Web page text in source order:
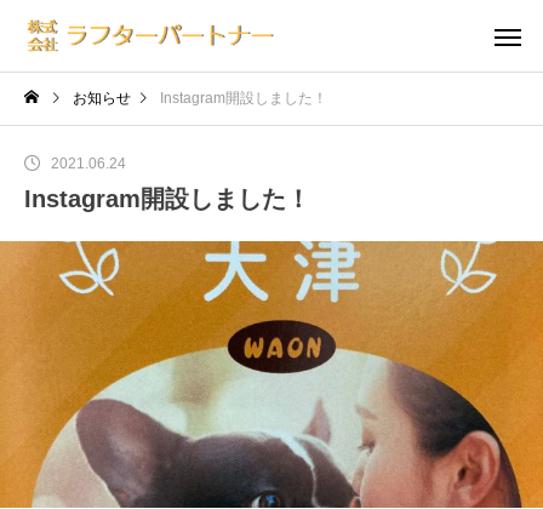
お知らせ Instagram開設しました！
Instagram開設しました！
2021.06.24